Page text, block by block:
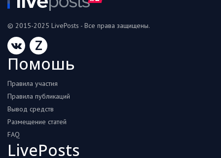
© 2015-2025 LivePosts - Все права защищены.
Z
Помошь
Правила участия
Правила публикаций
Вывод средств
Размещение статей
FAQ
LivePosts